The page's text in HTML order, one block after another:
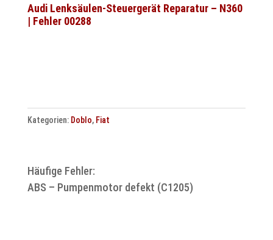
7
Gang
Reparatur
Menge
Audi Lenksäulen-Steuergerät Reparatur – N360
| Fehler 00288
Kategorien: Doblo, Fiat
Häufige Fehler:
ABS – Pumpenmotor defekt (C1205)